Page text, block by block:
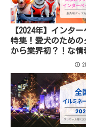
【2024年】インタ
特集！愛犬のための
から業界初？！な情